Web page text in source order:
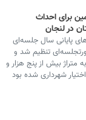
برای احداث
در لنجان
پایانی سال جلسه‌ای
تنظیم شد و
متراژ بیش از پنج هزار و
اختیار شهرداری شده بود